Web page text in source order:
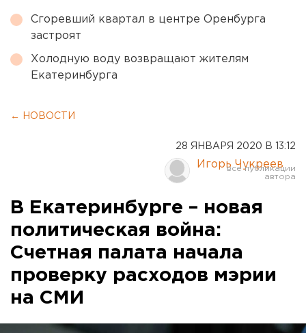
Сгоревший квартал в центре Оренбурга
застроят
Холодную воду возвращают жителям
Екатеринбурга
← НОВОСТИ
28 ЯНВАРЯ 2020 В 13:12
Игорь Чукреев
В Екатеринбурге – новая
политическая война:
Счетная палата начала
проверку расходов мэрии
на СМИ